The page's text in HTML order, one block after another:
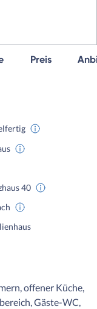
Preis
40
offener Küche,
Gäste-WC,